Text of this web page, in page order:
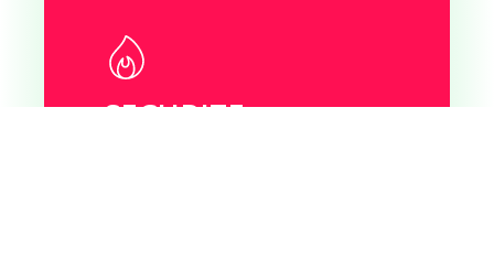
SECURITE